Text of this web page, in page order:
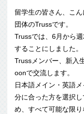
留学生の皆さん、こ
団体のTrussです。
Trussでは、6月から
することにしました。
Trussメンバー、新入
oonで交流します。
日本語メイン・英語
分に合った方を選択
め、すべて可能な限り